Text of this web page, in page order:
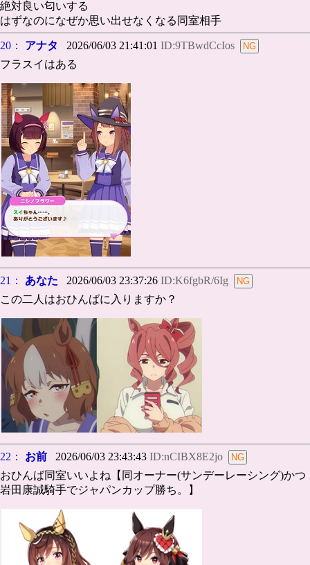
絶対良い匂いする
はずなのになぜか思い出せなくなる同室相手
20： アナタ 2026/06/03 21:41:01 ID:9TBwdCcIos
フラスイはある
21： あなた 2026/06/03 23:37:26 ID:K6fgbR/6Ig
この二人はおひんばに入りますか？
22： お前 2026/06/03 23:43:43 ID:nCIBX8E2jo
おひんば同室いいよね【同オーナー(サンデーレーシング)かつ
岩田康誠騎手でジャパンカップ勝ち。】